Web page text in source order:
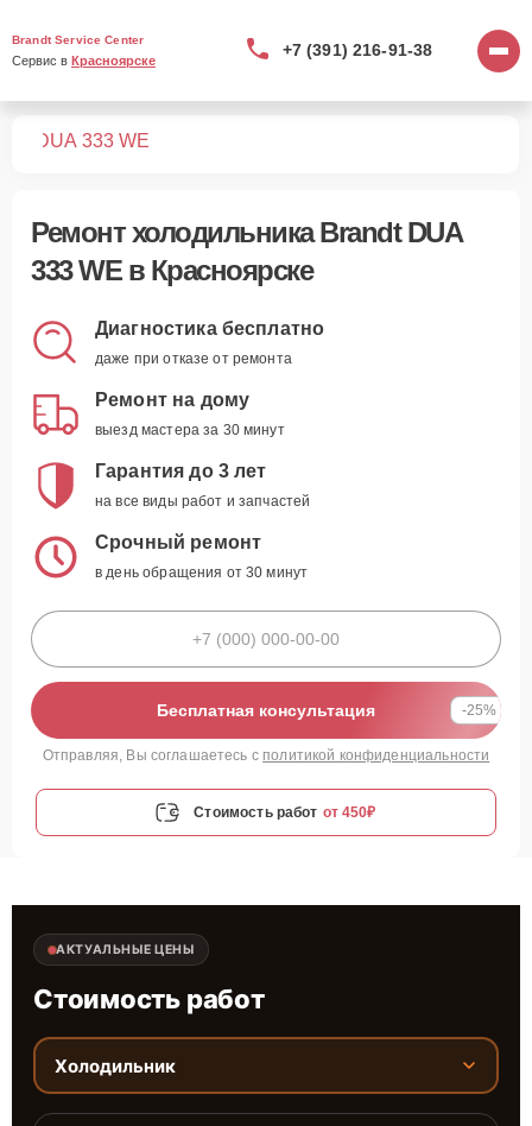
Brandt Service Center
Сервис в Красноярске
+7 (391) 216-91-38
DUA 333 WE
Ремонтхолодильника Brandt DUA
333 WEв Красноярске
Диагностика бесплатно
даже при отказе от ремонта
Ремонт на дому
выезд мастера за 30 минут
Гарантия до 3 лет
на все виды работ и запчастей
Срочный ремонт
в день обращения от 30 минут
Бесплатная консультация -25%
Отправляя, Вы соглашаетесь с политикой конфиденциальности
Стоимость работ от 450₽
АКТУАЛЬНЫЕ ЦЕНЫ
Стоимость работ
Холодильник